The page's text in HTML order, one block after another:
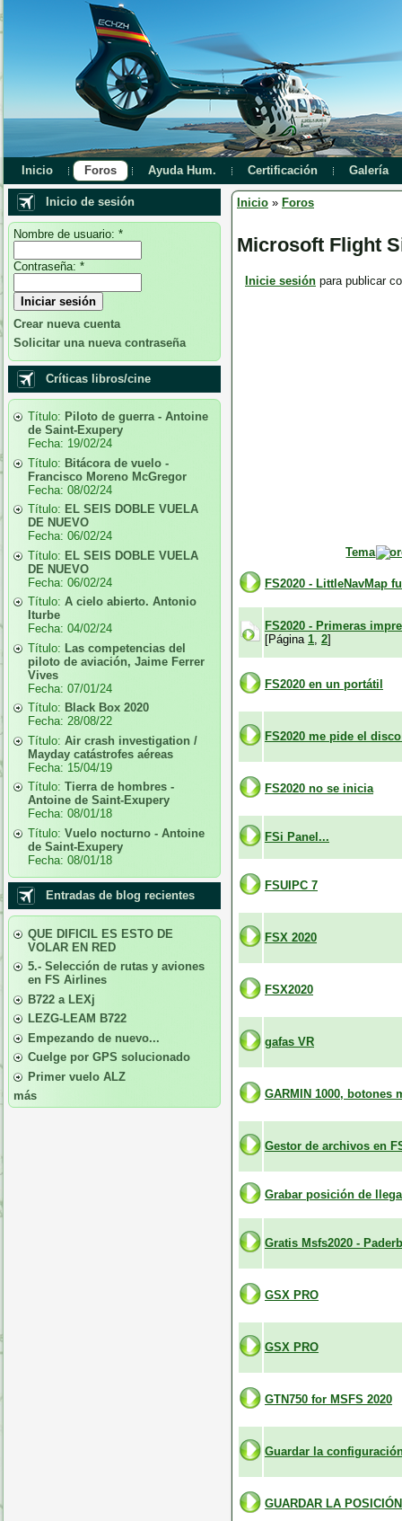
Inicio Foros Ayuda Hum. Certificación Galería
Inicio de sesión
Nombre de usuario: *
Contraseña: *
Crear nueva cuenta
Solicitar una nueva contraseña
Críticas libros/cine
Título: Piloto de guerra - Antoine
de Saint-Exupery
Fecha: 19/02/24
Título: Bitácora de vuelo -
Francisco Moreno McGregor
Fecha: 08/02/24
Título: EL SEIS DOBLE VUELA
DE NUEVO
Fecha: 06/02/24
Título: EL SEIS DOBLE VUELA
DE NUEVO
Fecha: 06/02/24
Título: A cielo abierto. Antonio
Iturbe
Fecha: 04/02/24
Título: Las competencias del
piloto de aviación, Jaime Ferrer
Vives
Fecha: 07/01/24
Título: Black Box 2020
Fecha: 28/08/22
Título: Air crash investigation /
Mayday catástrofes aéreas
Fecha: 15/04/19
Título: Tierra de hombres -
Antoine de Saint-Exupery
Fecha: 08/01/18
Título: Vuelo nocturno - Antoine
de Saint-Exupery
Fecha: 08/01/18
Entradas de blog recientes
QUE DIFICIL ES ESTO DE
VOLAR EN RED
5.- Selección de rutas y aviones
en FS Airlines
B722 a LEXj
LEZG-LEAM B722
Empezando de nuevo...
Cuelge por GPS solucionado
Primer vuelo ALZ
más
Inicio » Foros
Microsoft Flight
Inicie sesión para publicar
Tema
FS2020 - LittleNavMap
FS2020 - Primeras
[Página 1, 2]
FS2020 en un portátil
FS2020 me pide el disco
FS2020 no se inicia
FSi Panel...
FSUIPC 7
FSX 2020
FSX2020
gafas VR
GARMIN 1000, botones
Gestor de archivos en
Grabar posición de
Gratis Msfs2020 -
GSX PRO
GSX PRO
GTN750 for MSFS 2020
Guardar la
GUARDAR LA